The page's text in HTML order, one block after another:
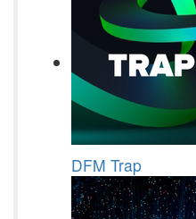
DFM Trap